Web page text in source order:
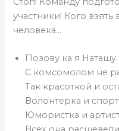
участники! Кого
человека…
Позову ка я
С комсомолом не
Так красоткой и
Волонтерка и
Юмористка и